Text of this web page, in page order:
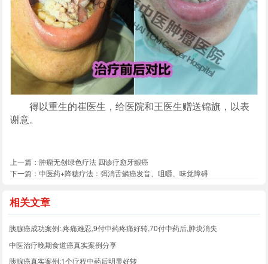
得以重生的崔医生，给医院和王医生赠送锦旗，以表
谢意。
上一篇： 肿瘤无创绿色疗法 四诊疗愈牙龈癌
下一篇：中医药+降糖疗法：弭消舌鳞癌发音、咀嚼、味觉障碍
相关文章
胰腺癌成功案例:,疼痛难忍,9付中药疼痛好转,70付中药后,肿块消失
中医治疗晚期食道癌真实案例分享
胰腺癌真实案例:1个疗程中药后明显好转